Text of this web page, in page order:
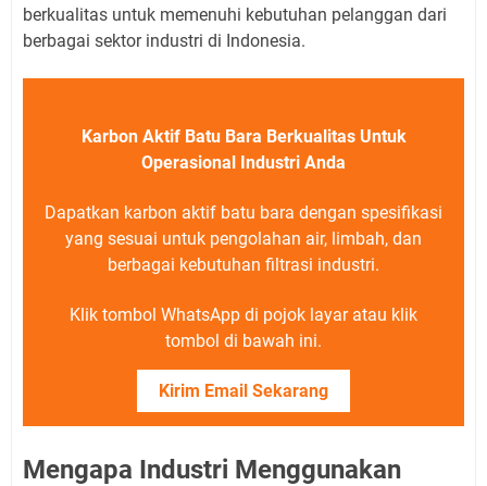
berkualitas untuk memenuhi kebutuhan pelanggan dari
berbagai sektor industri di Indonesia.
Karbon Aktif Batu Bara Berkualitas Untuk
Operasional Industri Anda
Dapatkan karbon aktif batu bara dengan spesifikasi
yang sesuai untuk pengolahan air, limbah, dan
berbagai kebutuhan filtrasi industri.
Klik tombol WhatsApp di pojok layar atau klik
tombol di bawah ini.
Kirim Email Sekarang
Mengapa Industri Menggunakan